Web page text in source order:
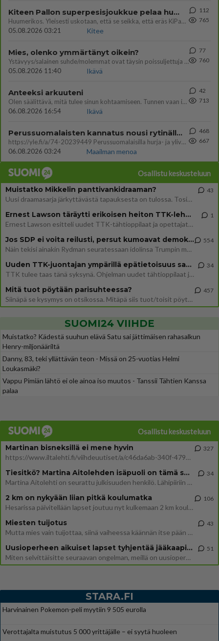
Kiteen Pallon superpesisjoukkue pelaa huumeiden vaikutuksen alaisena
Huumerikos. Yleisesti uskotaan, että se seikka, että eräs KiPan pelaaja kärähtää huumeista, on vain jäävuoren huippu. M
05.08.2026 03:21
Kitee
112
765
Mies, olenko ymmärtänyt oikein?
Ystävyys/salainen suhde/molemmat ovat täysin poissuljettuja asioita? Nainen
05.08.2026 11:40
Ikävä
77
760
Anteeksi arkuuteni
Olen säälittävä, mitä tulee sinun kohtaamiseen. Tunnen vaan itseni todella epävarmaksi sun kanssa. Jos minun olisi pitän
06.08.2026 16:54
Ikävä
42
713
Perussuomalaisten kannatus nousi rytinällä Ylen tänään julkaisemassa tuoreimmassa gallup-kyselyssä.
https://yle.fi/a/74-20239449 Perussuomalaisilla hurja- ja ylivoimaisesti suurin nousu tässä uudessa Ylen gallupissa. Kyl
06.08.2026 03:24
Maailman menoa
468
667
Osallistu keskusteluun
Muistatko Mikkelin panttivankidraaman?
Uusi draamasarja järkyttävästä tapauksesta on tulossa. Tositapahtumiin perustuva sarja ammentaa vuoden 1986 Mikkelin pan
43
Ernest Lawson täräytti erikoisen heiton TTK-lehdistötilaisuudessa: " Onko tässä tarkoituksena...?"
Ernest Lawson esitteli uudet TTK-tähtioppilaat ja opettajat torstaina 6.8. lehdistölle. Tulevalla kaudella on yksi hausk
1
Jos SDP ei voita reilusti, persut kumoavat demokratian Suomesta
Näin tekisi ainakin Rydman seuratessaan idolinsa Trumpin mallia https://www.is.fi/politiikka/art-2000012187244.html
554
Uuden TTK-juontajan ympärillä epätietoisuus sakenee - Nyt MTV hämmentää soppaa
TTK tulee taas tänä syksynä. Ohjelman uudet tähtioppilaat julkistetaan torstaina 6. elokuuta klo 14 alkavassa lehdistö
34
Mitä tuot pöytään parisuhteessa?
Siinäpä se kysymys on otsikossa. Mitäpä siis tuot/toisit pöytään parisuhteessa? Oletko mies vai nainen? Koetko sen mitä
457
SUOMI24 VIIHDE
Muistatko? Kädestä suuhun elävä Satu sai jättimäisen rahasalkun
Henry-miljonääriltä
Danny, 83, teki yllättävän teon - Missä on 25-vuotias Helmi
Loukasmäki?
Vappu Pimiän lähtö ei ole ainoa iso muutos - Tanssii Tähtien Kanssa
palaa
Osallistu keskusteluun
Martinan bisneksillä ei mene hyvin
https://www.iltalehti.fi/viihdeuutiset/a/c46da6ab-340f-4790-aaa7-0865eed2336 Yrityksen konkurssihakemus on tullut kärä
327
Tiesitkö? Martina Aitolehden isäpuoli on tämä suosittu laulaja
Martina Aitolehti on seurattu julkisuuden henkilö. Lähipiiriin mahtuu muitakin tunnettuja henkilöitä. Tiesitkö, että Ma
34
2 km on nykyään liian pitkä koulumatka
Hesarissa päivitellään lapset joutuu nyt kulkemaan 2 km kouluun jösses. Ruostefillarilla tuo matka menee vaikka miten äk
106
Miesten tuijotus
Mutta mies vain tuijottaa, siinä vaiheessa käännän itse pään pois. Mikä juttu? Yleensä jos joku tuijottaa tai katsoo, hä
43
Uusioperheen aikuiset lapset tyhjentää jääkaapin käydessään
Miten selvittäisitte seuraavan ongelman, meillä on uusioperhe, minulla teini-ikäiset lapset ja puolisolla aikuiset, jotk
51
STARA.FI
Harvinainen Pokemon-peli myytiin 9 505 eurolla
Verottajalta muistutus 5 000 yrittäjälle – ei syytä huoleen